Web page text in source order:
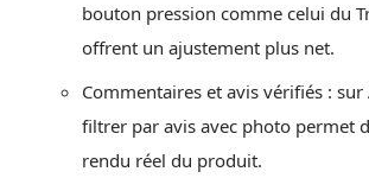
bouton pression comme celui du
offrent un ajustement plus net.
Commentaires et avis vérifiés : sur
filtrer par avis avec photo permet
rendu réel du produit.